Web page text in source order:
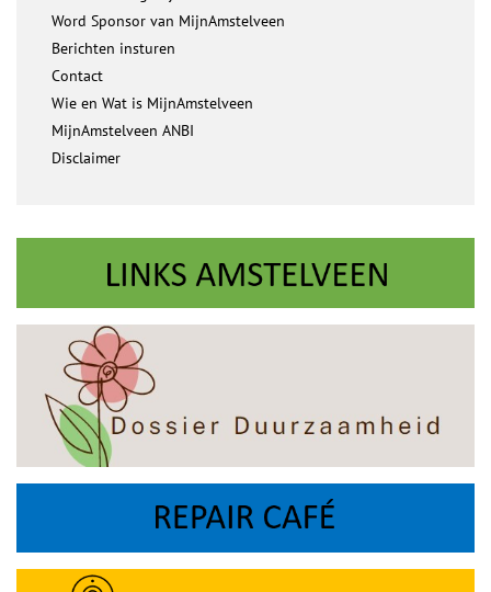
Word Sponsor van MijnAmstelveen
Berichten insturen
Contact
Wie en Wat is MijnAmstelveen
MijnAmstelveen ANBI
Disclaimer